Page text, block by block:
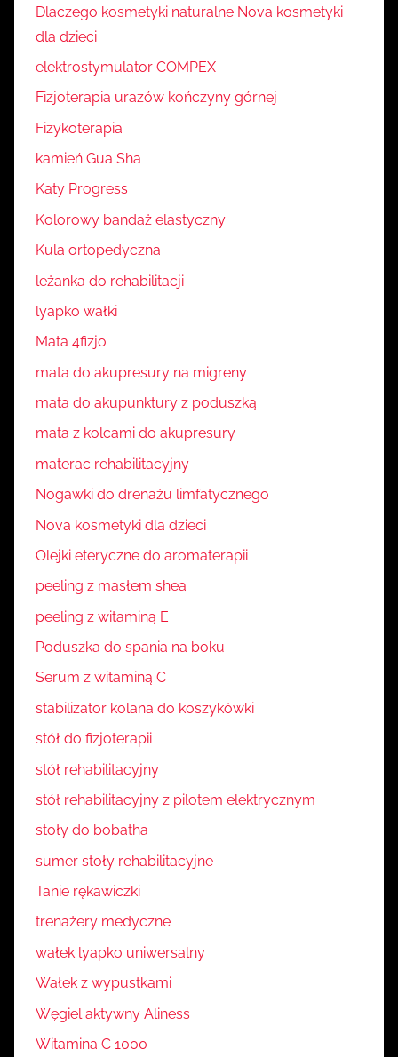
Dlaczego kosmetyki naturalne Nova kosmetyki
dla dzieci
elektrostymulator COMPEX
Fizjoterapia urazów kończyny górnej
Fizykoterapia
kamień Gua Sha
Katy Progress
Kolorowy bandaż elastyczny
Kula ortopedyczna
leżanka do rehabilitacji
lyapko wałki
Mata 4fizjo
mata do akupresury na migreny
mata do akupunktury z poduszką
mata z kolcami do akupresury
materac rehabilitacyjny
Nogawki do drenażu limfatycznego
Nova kosmetyki dla dzieci
Olejki eteryczne do aromaterapii
peeling z masłem shea
peeling z witaminą E
Poduszka do spania na boku
Serum z witaminą C
stabilizator kolana do koszykówki
stół do fizjoterapii
stół rehabilitacyjny
stół rehabilitacyjny z pilotem elektrycznym
stoły do bobatha
sumer stoły rehabilitacyjne
Tanie rękawiczki
trenażery medyczne
wałek lyapko uniwersalny
Wałek z wypustkami
Węgiel aktywny Aliness
Witamina C 1000